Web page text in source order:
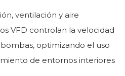
ventilación y aire
VFD controlan la velocidad
optimizando el uso
de entornos interiores